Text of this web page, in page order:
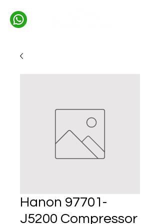
Hanon 97701-
J5200 Compressor